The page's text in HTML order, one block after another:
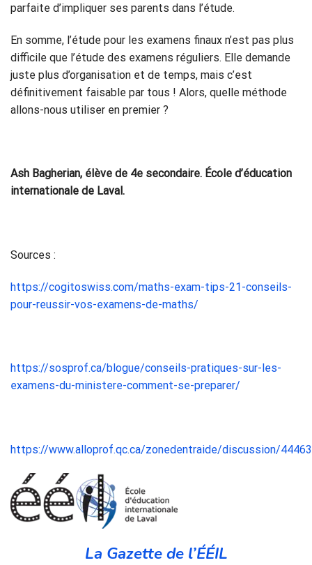
parfaite d’impliquer ses parents dans l’étude.
En somme, l’étude pour les examens finaux n’est pas plus
difficile que l’étude des examens réguliers. Elle demande
juste plus d’organisation et de temps, mais c’est
définitivement faisable par tous ! Alors, quelle méthode
allons-nous utiliser en premier ?
Ash Bagherian, élève de 4e secondaire. École d’éducation
internationale de Laval.
Sources :
https://cogitoswiss.com/maths-exam-tips-21-conseils-
pour-reussir-vos-examens-de-maths/
https://sosprof.ca/blogue/conseils-pratiques-sur-les-
examens-du-ministere-comment-se-preparer/
https://www.alloprof.qc.ca/zonedentraide/discussion/
La Gazette de l’ÉÉIL